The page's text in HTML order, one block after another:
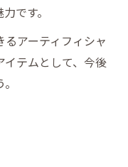
です。
アーティフィシャ
テムとして、今後